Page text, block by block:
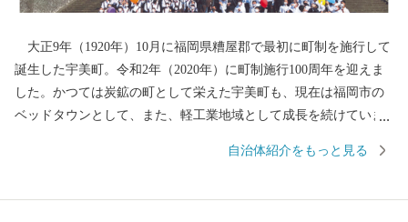
大正9年（1920年）10月に福岡県糟屋郡で最初に町制を施行して
誕生した宇美町。令和2年（2020年）に町制施行100周年を迎えま
した。かつては炭鉱の町として栄えた宇美町も、現在は福岡市の
ベッドタウンとして、また、軽工業地域として成長を続けていま
代山城大野城跡などの歴史的・文化的資源が残る、過去と現在が
自治体紹介をもっと見る